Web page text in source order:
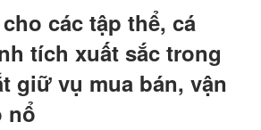
các tập thể, cá
tích xuất sắc trong
giữ vụ mua bán, vận
nổ